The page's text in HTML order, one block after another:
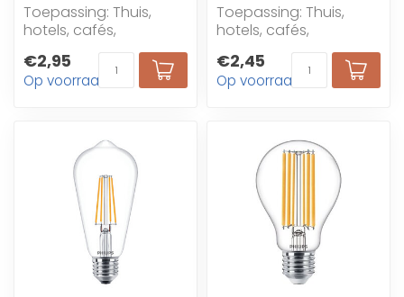
Toepassing: Thuis,
hotels, cafés,
restaurants
€2,95
Op voorraad
Toepassing: Thuis,
hotels, cafés,
restaurants
€2,45
Op voorraad